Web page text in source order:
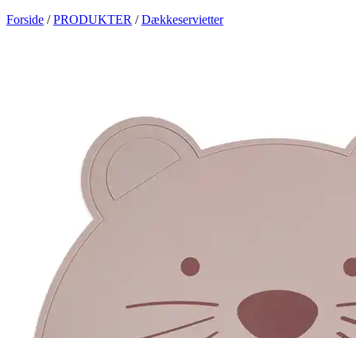
Forside /PRODUKTER /Dækkeservietter